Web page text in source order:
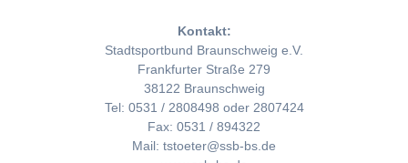
Kontakt:
Stadtsportbund Braunschweig e.V.
Frankfurter Straße 279
38122 Braunschweig
Tel: 0531 / 2808498 oder 2807424
Fax: 0531 / 894322
Mail: tstoeter@ssb-bs.de